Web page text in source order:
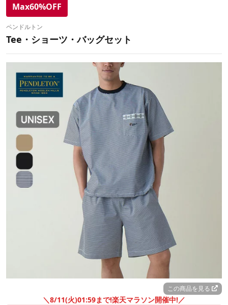
Max60%OFF
ペンドルトン
Tee・ショーツ・バッグセット
この商品を見る
＼8/11(火)01:59まで!楽天マラソン開催中!／